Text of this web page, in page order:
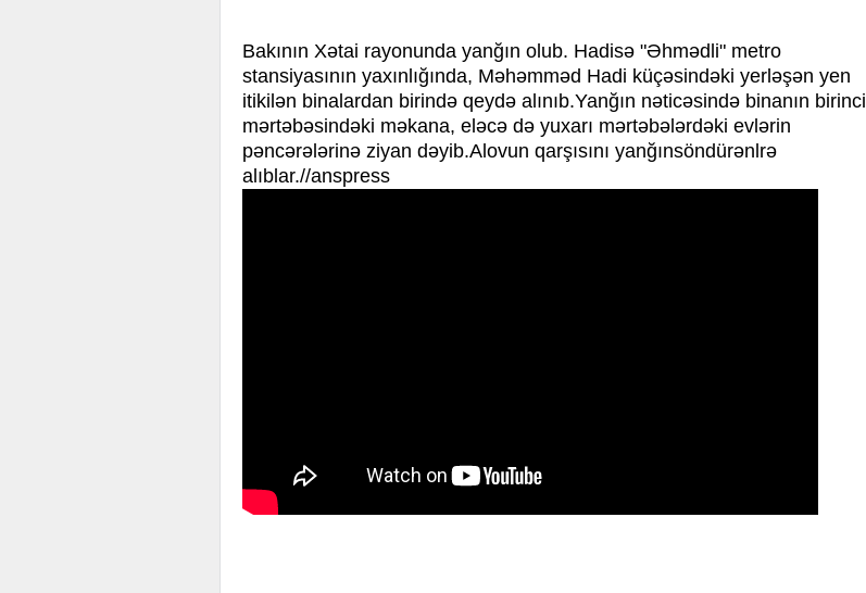
Bakının Xətai rayonunda yanğın olub. Hadisə "Əhmədli" metro
stansiyasının yaxınlığında, Məhəmməd Hadi küçəsindəki yerləşən yen
itikilən binalardan birində qeydə alınıb.Yanğın nəticəsində binanın birinci
mərtəbəsindəki məkana, eləcə də yuxarı mərtəbələrdəki evlərin
pəncərələrinə ziyan dəyib.Alovun qarşısını yanğınsöndürənlrə
alıblar.//anspress